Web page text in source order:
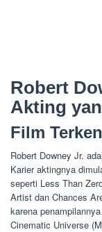
Robert
Akting
Film
Robert Downey Jr.
Karier aktingnya
seperti Less Than
Artist dan Chances
karena
Cinematic Universe